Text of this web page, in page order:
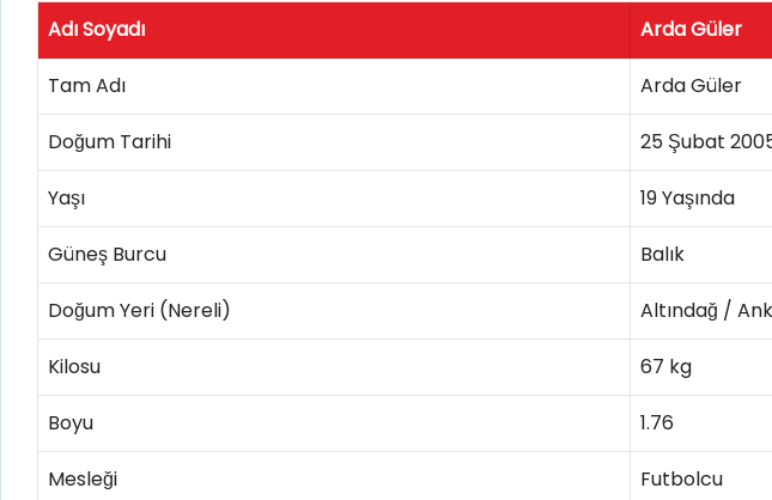
Adı Soyadı Arda Güler
Tam Adı Arda Güler
Doğum Tarihi 25 Şubat
Yaşı 19 Yaşında
Güneş Burcu Balık
Doğum Yeri (Nereli) Altındağ /
Kilosu 67 kg
Boyu 1.76
Mesleği Futbolcu